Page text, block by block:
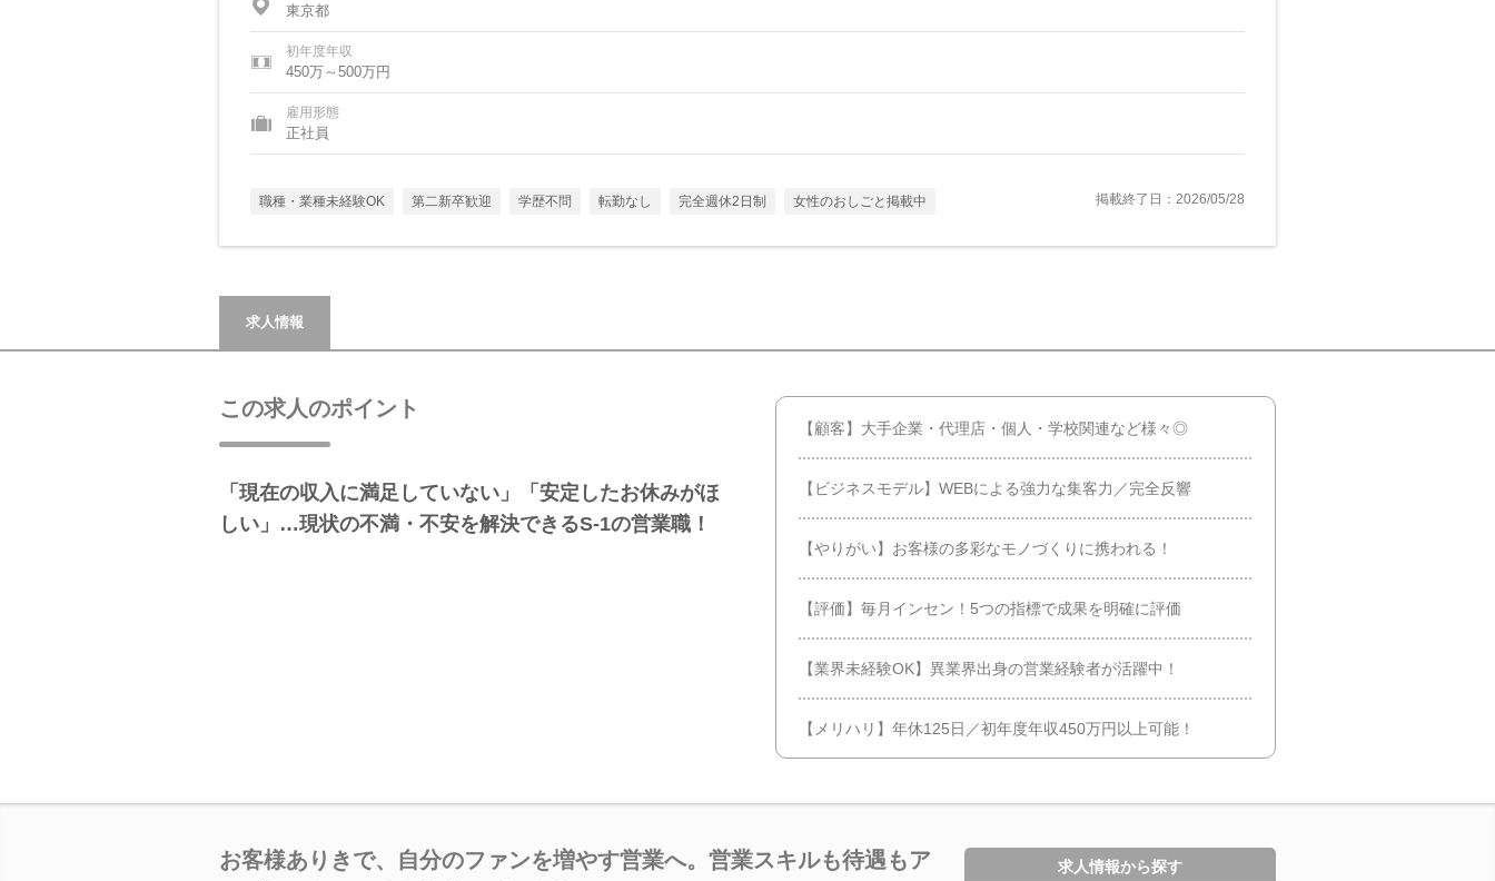
東京都
初年度年収
450万～500万円
雇用形態
正社員
職種・業種未経験OK 第二新卒歓迎 学歴不問 転勤なし 完全週休2日制 女性のおしごと掲載中 掲載終了日：2026/05/28
求人情報
この求人のポイント
「現在の収入に満足していない」「安定したお休みがほ
しい」…現状の不満・不安を解決できるS-1の営業職！
【顧客】大手企業・代理店・個人・学校関連など様々◎
【ビジネスモデル】WEBによる強力な集客力／完全反響
【やりがい】お客様の多彩なモノづくりに携われる！
【評価】毎月インセン！5つの指標で成果を明確に評価
【業界未経験OK】異業界出身の営業経験者が活躍中！
【メリハリ】年休125日／初年度年収450万円以上可能！
お客様ありきで、自分のファンを増やす営業へ。営業スキルも待遇もア
求人情報から探す